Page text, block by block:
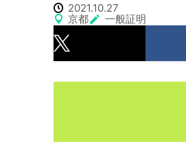
2021.10.27
京都
一般証明